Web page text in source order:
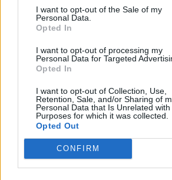
I want to opt-out of the Sale of my
Personal Data.
Opted In
I want to opt-out of processing my
Personal Data for Targeted
Opted In
I want to opt-out of Collection, Use,
Retention, Sale, and/or Sharing of
Personal Data that Is Unrelated
Purposes for which it was collected.
Opted Out
CONFIRM
Szinte mindenki
elektromos buszokkal